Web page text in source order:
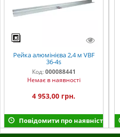
Рейка алюмінієва 2,4 м VBF
36-4s
Код: 000088441
Немає в наявності
4 953,00 грн.
Повідомити про наявність